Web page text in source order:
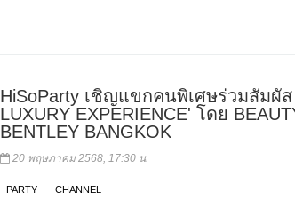
HiSoParty เชิญแขกคนพิเศษร่วมสัมผัส
LUXURY EXPERIENCE' โดย
BENTLEY BANGKOK
20 พฤษภาคม 2568, 17:30 น.
PARTY CHANNEL